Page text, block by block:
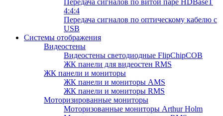
4:4:4
Передача сигналов по оптическому кабелю с
USB
Системы отображения
Видеостены
Видеостены светодиодные FlipChipCOB
ЖК панели для видеостен RMS
ЖК панели и мониторы
ЖК панели и мониторы AMS
ЖК панели и мониторы RMS
Моторизированные мониторы
Моторизованные мониторы Arthur Holm